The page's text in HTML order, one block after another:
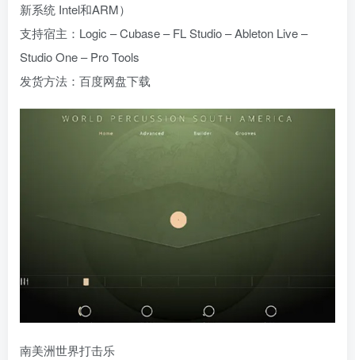
新系统 Intel和ARM）
支持宿主：Logic – Cubase – FL Studio – Ableton Live –
Studio One – Pro Tools
发货方法：百度网盘下载
南美洲世界打击乐